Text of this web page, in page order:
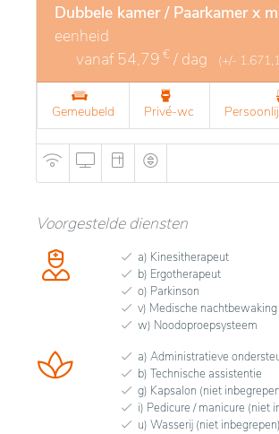
Dubbele kamer / Paarkamer x
eenheid
vanaf 54,79 € / dag (+/-
Gemeubeld Privé-wc
Voorgestelde diensten
a) Kinesitherapeut
b) Ergotherapeut
o) Parkinson
v) Medische nachtbewaking
w) Noodoproepsysteem
a) Administratieve
b) Technische assistentie
g) Kapsalon (niet
i) Pedicure / manicure (niet
u) Wasserij (niet inbegrepen)